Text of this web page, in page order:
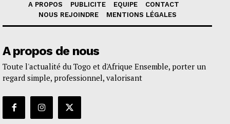
A PROPOS PUBLICITE EQUIPE
CONTACT
NOUS REJOINDRE
MENTIONS LÉGALES
A propos de nous
Toute l'actualité du Togo et d'Afrique Ensemble, porter un
regard simple, professionnel, valorisant